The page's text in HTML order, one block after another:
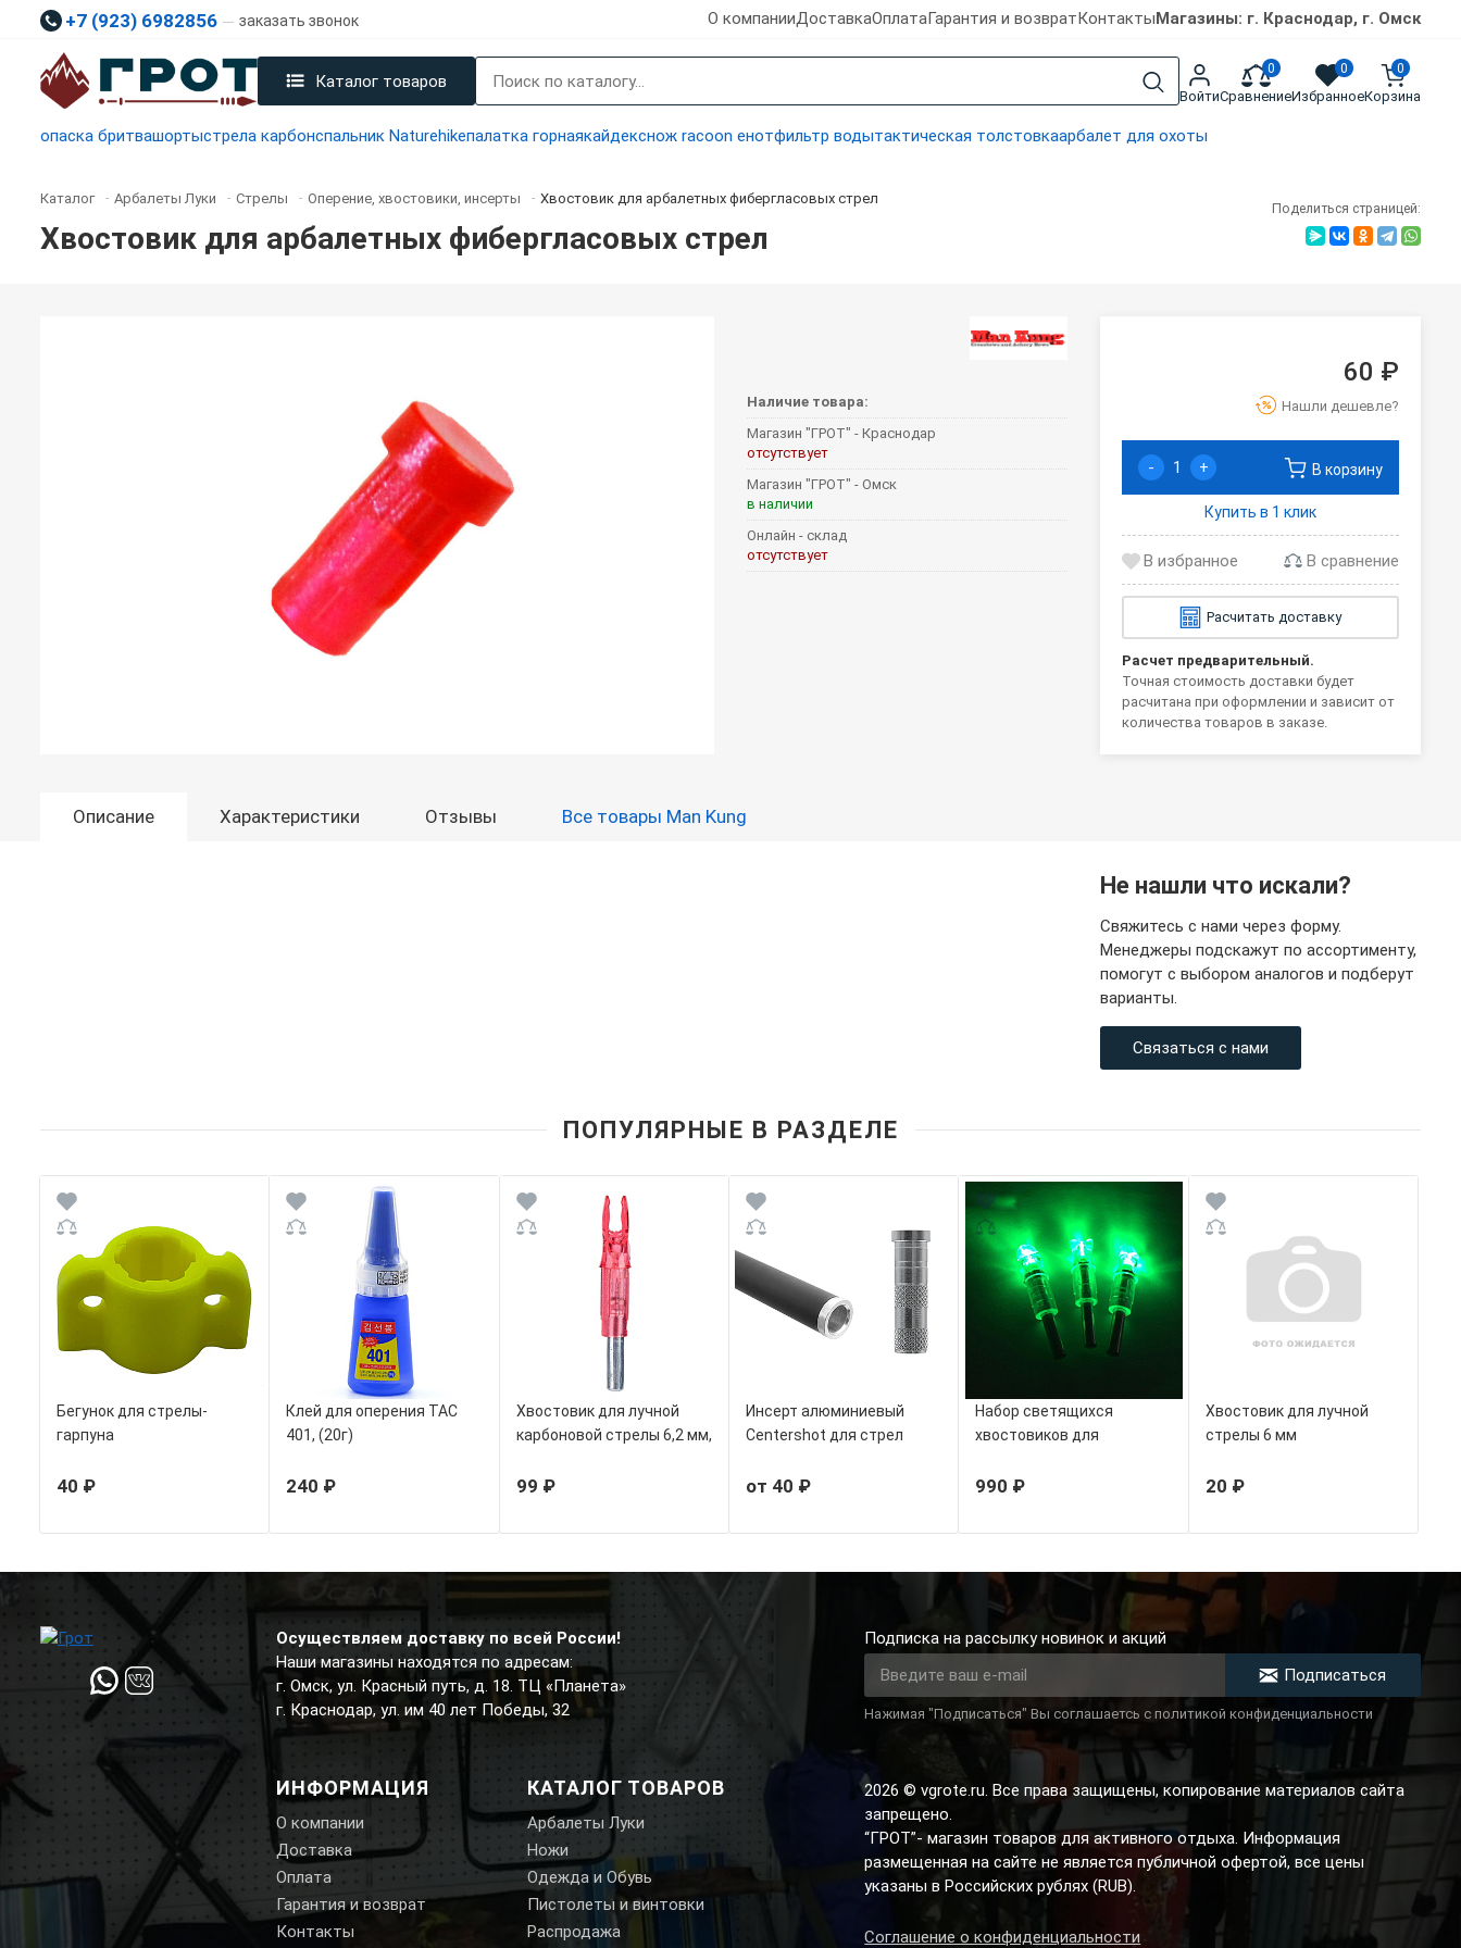
+7 (923) 6982856 заказать звонок О компанииДоставкаОплатаГарантия и возвратКонтактыМагазины: г. Краснодар, г. Омск
Каталог товаров
Войти
0
Сравнение
0
Избранное
0
Корзина
опаска бритвашортыстрела карбонспальник Naturehikeпалатка горнаякайдекснож racoon енотфильтр водытактическая толстовкаарбалет для охоты
Каталог - Арбалеты Луки - Стрелы - Оперение, хвостовики, инсерты - Хвостовик для арбалетных фибергласовых стрел
Хвостовик для арбалетных фибергласовых стрел
Поделиться страницей:
Наличие товара:
Магазин "ГРОТ" - Краснодар
отсутствует
Магазин "ГРОТ" - Омск
в наличии
Онлайн - склад
отсутствует
60 ₽
Нашли дешевле?
- + В корзину
Купить в 1 клик
В сравнение
Расчитать доставку
Расчет предварительный.
Точная стоимость доставки будет
расчитана при оформлении и зависит от
количества товаров в заказе.
Описание Характеристики Отзывы Все товары Man Kung
Не нашли что искали?
Свяжитесь с нами через форму.
Менеджеры подскажут по ассортименту,
помогут с выбором аналогов и подберут
варианты.
Связаться с нами
ПОПУЛЯРНЫЕ В РАЗДЕЛЕ
Бегунок для стрелы-
гарпуна
40 ₽
Клей для оперения TAC
401, (20г)
240 ₽
Хвостовик для лучной
карбоновой стрелы 6,2 мм,
99 ₽
Инсерт алюминиевый
Centershot для стрел
от 40 ₽
Набор светящихся
хвостовиков для
зеленые
990 ₽
Хвостовик для лучной
стрелы 6 мм
20 ₽
Осуществляем доставку по всей России!
Наши магазины находятся по адресам:
г. Омск, ул. Красный путь, д. 18. ТЦ «Планета»
г. Краснодар, ул. им 40 лет Победы, 32
ИНФОРМАЦИЯ
О компании
Доставка
Оплата
Гарантия и возврат
Контакты
КАТАЛОГ ТОВАРОВ
Арбалеты Луки
Ножи
Одежда и Обувь
Пистолеты и винтовки
Распродажа
Подписка на рассылку новинок и акций
Подписаться
Нажимая "Подписаться" Вы соглашаетсь с политикой конфиденциальности
2026 © vgrote.ru. Все права защищены, копирование материалов сайта
запрещено.
“ГРОТ”- магазин товаров для активного отдыха. Информация
размещенная на сайте не является публичной офертой, все цены
указаны в Российских рублях (RUB).
Соглашение о конфиденциальности